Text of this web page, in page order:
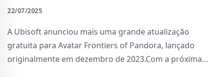
22/07/2025
A Ubisoft anunciou mais uma grande atualização
gratuita para Avatar Frontiers of Pandora, lançado
originalmente em dezembro de 2023.Com a próxima